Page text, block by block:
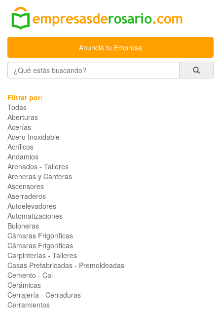
Anunciá tu Empresa
Filtrar por:
Todas
Aberturas
Acerías
Acero Inoxidable
Acrílicos
Andamios
Arenados - Talleres
Areneras y Canteras
Ascensores
Aserraderos
Autoelevadores
Automatizaciones
Buloneras
Cámaras Frigoríficas
Cámaras Frigoríficas
Carpinterías - Talleres
Casas Prefabricadas - Premoldeadas
Cemento - Cal
Cerámicas
Cerrajería - Cerraduras
Cerramientos